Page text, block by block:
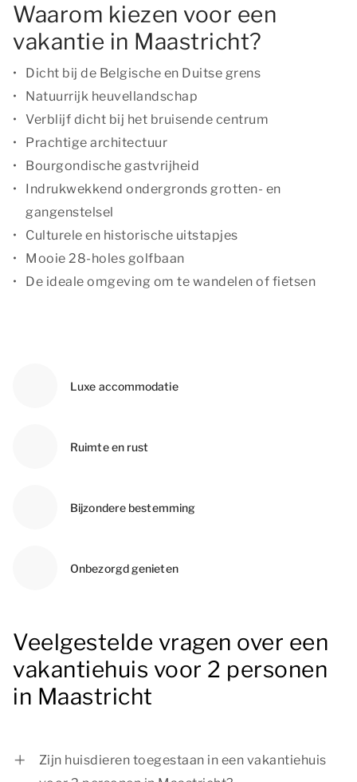
Waarom kiezen voor een
vakantie in Maastricht?
Dicht bij de Belgische en Duitse grens
Natuurrijk heuvellandschap
Verblijf dicht bij het bruisende centrum
Prachtige architectuur
Bourgondische gastvrijheid
Indrukwekkend ondergronds grotten- en
gangenstelsel
Culturele en historische uitstapjes
Mooie 28-holes golfbaan
De ideale omgeving om te wandelen of fietsen
Luxe accommodatie
Ruimte en rust
Bijzondere bestemming
Onbezorgd genieten
Veelgestelde vragen over een
vakantiehuis voor 2 personen
in Maastricht
Zijn huisdieren toegestaan in een vakantiehuis